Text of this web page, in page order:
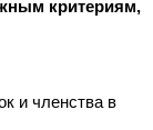
критериям,
и членства в